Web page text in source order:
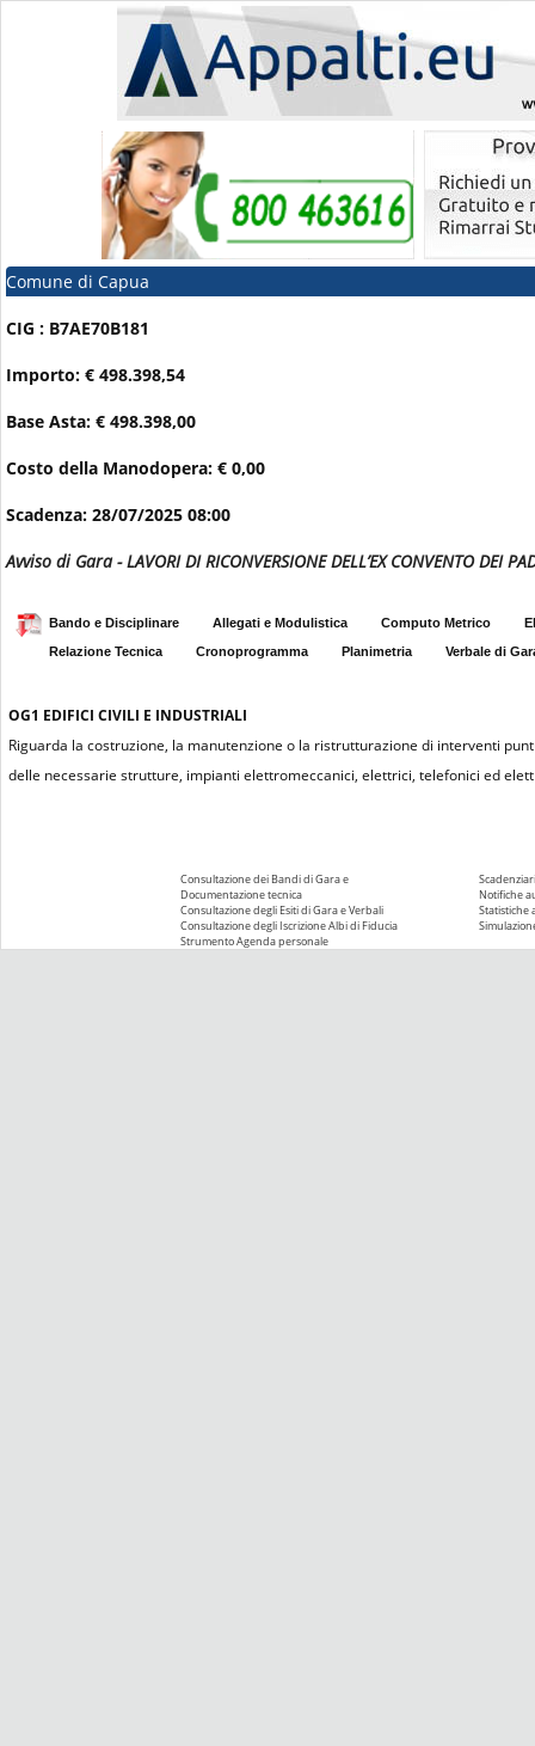
Comune di Capua
CIG : B7AE70B181
Importo: € 498.398,54
Base Asta: € 498.398,00
Costo della Manodopera: € 0,00
Scadenza: 28/07/2025 08:00
Avviso di Gara - LAVORI DI RICONVERSIONE DELL’EX CONVENTO DEI
Bando e Disciplinare Allegati e Modulistica Computo Metrico
Relazione Tecnica
Cronoprogramma Planimetria Verbale di
OG1 EDIFICI CIVILI E INDUSTRIALI
Riguarda la costruzione, la manutenzione o la ristrutturazione di interventi
delle necessarie strutture, impianti elettromeccanici, elettrici, telefonici ed
Consultazione dei Bandi di Gara e
Documentazione tecnica
Consultazione degli Esiti di Gara e Verbali
Consultazione degli Iscrizione Albi di Fiducia
Strumento Agenda personale
Notifiche
Statistiche